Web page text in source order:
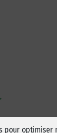
pour optimiser